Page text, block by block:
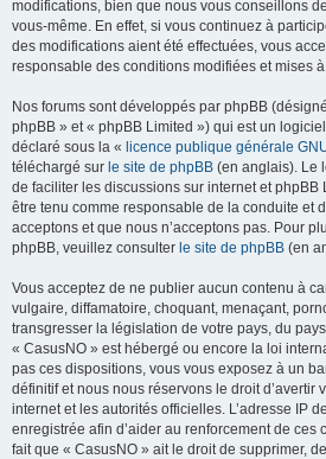
modifications, bien que nous vous conseillons
vous-même. En effet, si vous continuez à
des modifications aient été effectuées, vous
responsable des conditions modifiées et mises
Nos forums sont développés par phpBB
phpBB » et « phpBB Limited ») qui est un
déclaré sous la « licence publique générale
téléchargé sur le site de phpBB (en anglais). Le
de faciliter les discussions sur internet et
être tenu comme responsable de la conduite et
acceptons et que nous n’acceptons pas. Pour
phpBB, veuillez consulter le site de phpBB (en
Vous acceptez de ne publier aucun contenu à
vulgaire, diffamatoire, choquant, menaçant,
transgresser la législation de votre pays, du
« CasusNO » est hébergé ou encore la loi
pas ces dispositions, vous vous exposez à un
définitif et nous nous réservons le droit d’avertir
internet et les autorités officielles. L’adresse IP
enregistrée afin d’aider au renforcement de ces
fait que « CasusNO » ait le droit de supprimer,